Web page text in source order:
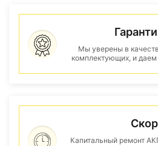
Мы уверены в
комплектующих, и даем
Капитальный ремонт